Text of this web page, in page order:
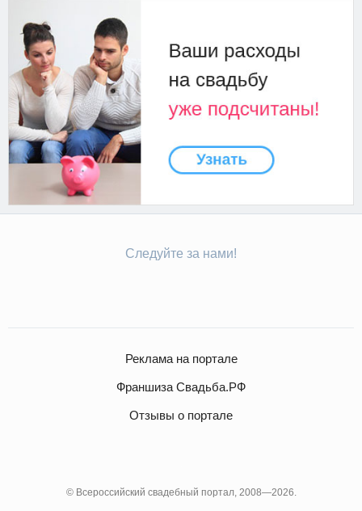
Следуйте за нами!
Реклама на портале
Франшиза Свадьба.РФ
Отзывы о портале
© Всероссийский свадебный портал, 2008—2026.